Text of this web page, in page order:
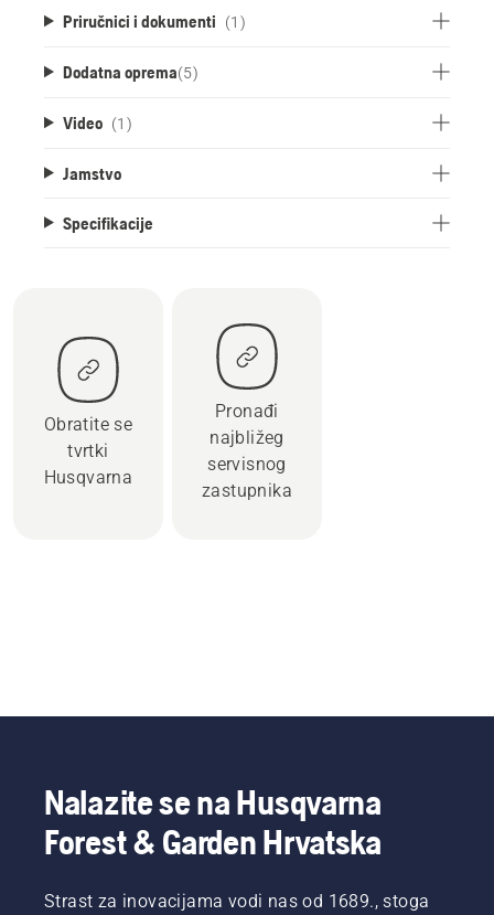
Priručnici i dokumenti (1)
Dodatna oprema(5)
Video (1)
Jamstvo
Specifikacije
Obratite se
tvrtki
Husqvarna
Pronađi
najbližeg
servisnog
zastupnika
Nalazite se na Husqvarna
Forest & Garden Hrvatska
Strast za inovacijama vodi nas od 1689., stoga